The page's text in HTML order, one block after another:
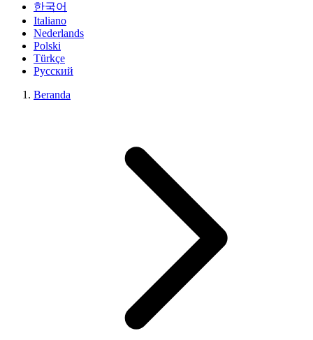
한국어
Italiano
Nederlands
Polski
Türkçe
Русский
Beranda